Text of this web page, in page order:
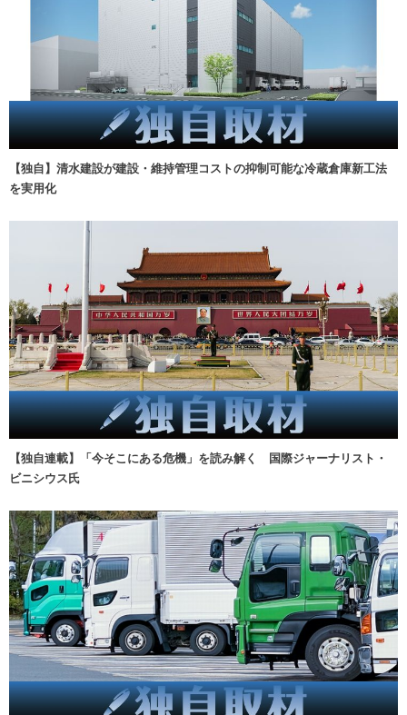
【独自】清水建設が建設・維持管理コストの抑制可能な冷蔵倉庫新工法
を実用化
【独自連載】「今そこにある危機」を読み解く 国際ジャーナリスト・
ビニシウス氏